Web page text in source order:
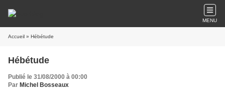
MENU
Accueil » Hébétude
Hébétude
Publié le 31/08/2000 à 00:00
Par Michel Bosseaux